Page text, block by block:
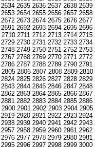
2634 2635 2636 2637 2638 2639
2653 2654 2655 2656 2657 2658
2672 2673 2674 2675 2676 2677
2691 2692 2693 2694 2695 2696
2710 2711 2712 2713 2714 2715
2729 2730 2731 2732 2733 2734
2748 2749 2750 2751 2752 2753
2767 2768 2769 2770 2771 2772
2786 2787 2788 2789 2790 2791
2805 2806 2807 2808 2809 2810
2824 2825 2826 2827 2828 2829
2843 2844 2845 2846 2847 2848
2862 2863 2864 2865 2866 2867
2881 2882 2883 2884 2885 2886
2900 2901 2902 2903 2904 2905
2919 2920 2921 2922 2923 2924
2938 2939 2940 2941 2942 2943
2957 2958 2959 2960 2961 2962
2976 2977 2978 2979 2980 2981
2995 2996 2997 2998 2999 3000